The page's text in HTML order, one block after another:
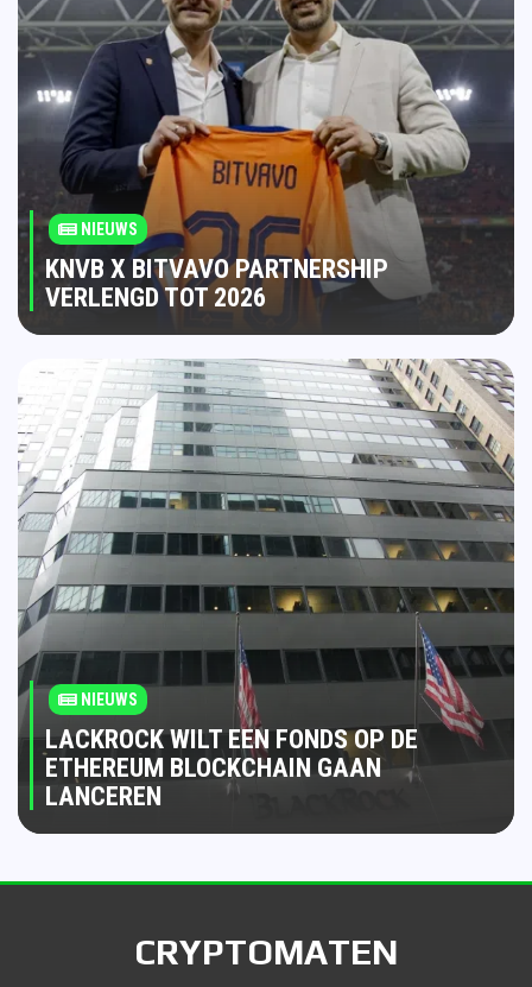
NIEUWS
KNVB X BITVAVO PARTNERSHIP
VERLENGD TOT 2026
NIEUWS
LACKROCK WILT EEN FONDS OP DE
ETHEREUM BLOCKCHAIN GAAN
LANCEREN
CRYPTOMATEN